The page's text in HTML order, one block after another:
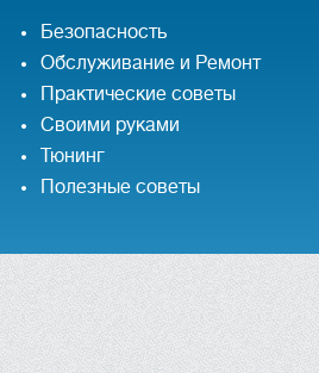
Безопасность
Обслуживание и Ремонт
Практические советы
Своими руками
Тюнинг
Полезные советы